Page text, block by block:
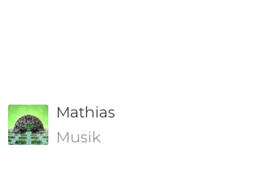
Mathias
Musik